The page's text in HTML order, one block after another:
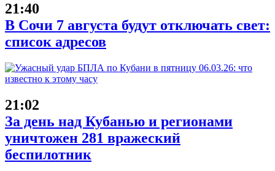
21:40
В Сочи 7 августа будут отключать свет:
список адресов
21:02
За день над Кубанью и регионами
уничтожен 281 вражеский
беспилотник